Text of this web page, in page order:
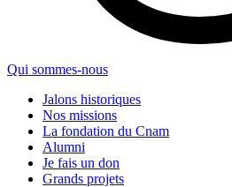
Qui sommes-nous
Jalons historiques
Nos missions
La fondation du Cnam
Alumni
Je fais un don
Grands projets